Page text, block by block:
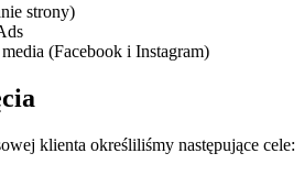
strony)
(Facebook i Instagram)
klienta określiliśmy następujące cele: